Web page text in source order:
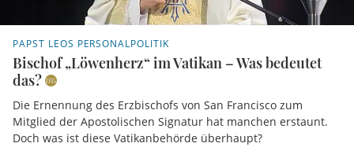
PAPST LEOS PERSONALPOLITIK
Bischof „Löwenherz“ im Vatikan – Was bedeutet
das?
Die Ernennung des Erzbischofs von San Francisco zum
Mitglied der Apostolischen Signatur hat manchen erstaunt.
Doch was ist diese Vatikanbehörde überhaupt?